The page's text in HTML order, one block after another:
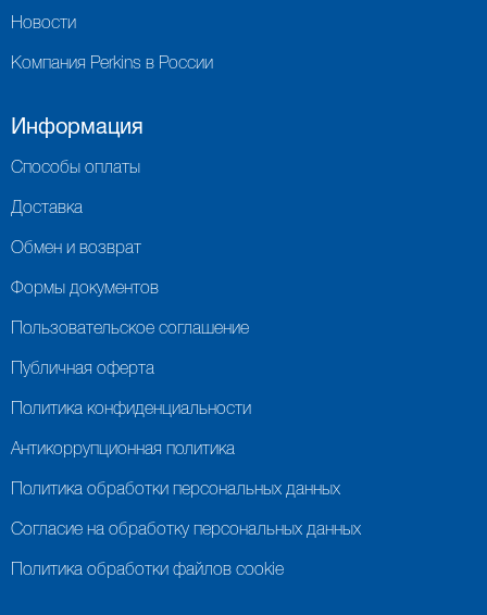
Новости
Компания Perkins в России
Информация
Способы оплаты
Доставка
Обмен и возврат
Формы документов
Пользовательское соглашение
Публичная оферта
Политика конфиденциальности
Антикоррупционная политика
Политика обработки персональных данных
Согласие на обработку персональных данных
Политика обработки файлов cookie